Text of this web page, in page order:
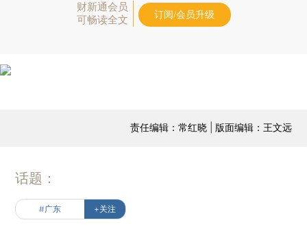
财新通会员
可畅读全文
订阅/会员升级
责任编辑：常红晓 | 版面编辑：王文远
话题：
#广东 +关注